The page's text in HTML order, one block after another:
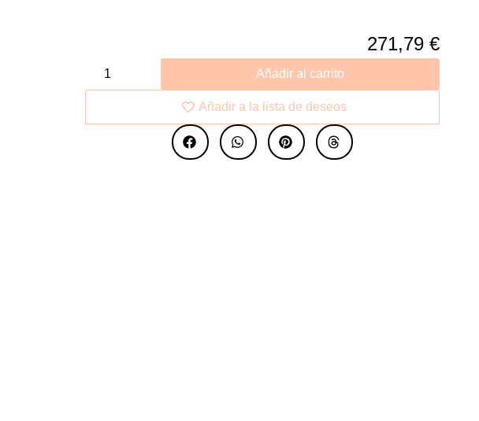
271,79 €
Añadir al carrito
Añadir a la lista de deseos